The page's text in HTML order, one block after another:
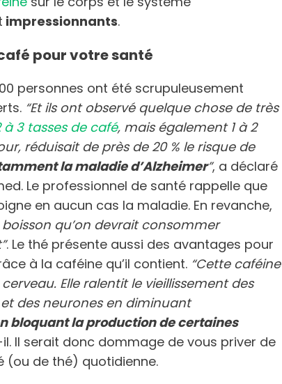
impressionnants.
pour votre santé
personnes ont été scrupuleusement
“Et ils ont observé quelque chose de très
à 3 tasses de café, mais également 1 à 2
réduisait de près de 20 % le risque de
la maladie d’Alzheimer”, a déclaré
Le professionnel de santé rappelle que
en aucun cas la maladie. En revanche,
boisson qu’on devrait consommer
. Le thé présente aussi des avantages pour
à la caféine qu’il contient. “Cette caféine
Elle ralentit le vieillissement des
des neurones en diminuant
bloquant la production de certaines
Il serait donc dommage de vous priver de
(ou de thé) quotidienne.